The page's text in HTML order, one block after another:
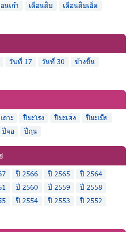
นเก้า เดือนสิบ
เดือนสิบเอ็ด
วันที่ 17 วันที่ 30
ข้างขึ้น
ถาะ ปีมะโรง ปีมะเส็ง
ปีมะเมีย
ปีจอ ปีกุน
ปี 2566 ปี 2565
ปี 2564
ปี 2560 ปี 2559
ปี 2558
ปี 2554 ปี 2553
ปี 2552